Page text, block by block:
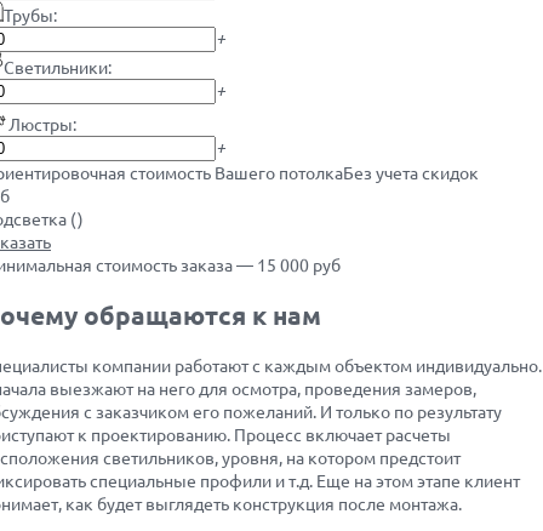
Трубы:
+
Светильники:
+
Люстры:
+
стоимость Вашего потолкаБез учета скидок
()
стоимость заказа — 15 000 руб
обращаются к нам
компании работают с каждым объектом индивидуально.
выезжают на него для осмотра, проведения замеров,
с заказчиком его пожеланий. И только по результату
к проектированию. Процесс включает расчеты
светильников, уровня, на котором предстоит
специальные профили и т.д. Еще на этом этапе клиент
как будет выглядеть конструкция после монтажа.